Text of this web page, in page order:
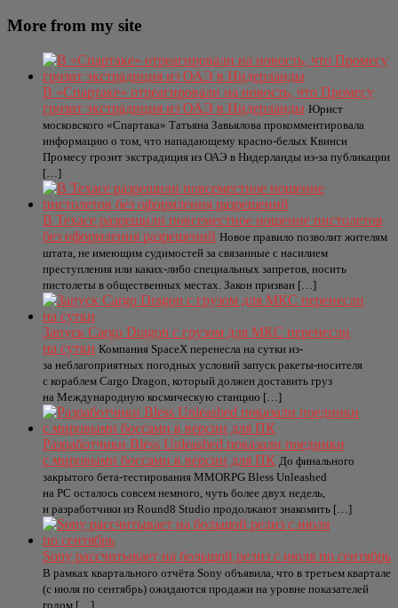
More from my site
В «Спартаке» отреагировали на новость, что Промесу
грозит экстрадиция из ОАЭ в Нидерланды Юрист
московского «Спартака» Татьяна Завьялова прокомментировала
информацию о том, что нападающему красно-белых Квинси
Промесу грозит экстрадиция из ОАЭ в Нидерланды из-за публикации
[…]
В Техасе разрешили повсеместное ношение пистолетов
без оформления разрешений Новое правило позволит жителям
штата, не имеющим судимостей за связанные с насилием
преступления или каких-либо специальных запретов, носить
пистолеты в общественных местах. Закон призван […]
Запуск Cargo Dragon с грузом для МКС перенесли
на сутки Компания SpaceX перенесла на сутки из-
за неблагоприятных погодных условий запуск ракеты-носителя
с кораблем Cargo Dragon, который должен доставить груз
на Международную космическую станцию […]
Разработчики Bless Unleashed показали поединки
с мировыми боссами в версии для ПК До финального
закрытого бета-тестирования MMORPG Bless Unleashed
на PC осталось совсем немного, чуть более двух недель,
и разработчики из Round8 Studio продолжают знакомить […]
Sony рассчитывает на большой релиз с июля по сентябрь
В рамках квартального отчёта Sony объявила, что в третьем квартале
(с июля по сентябрь) ожидаются продажи на уровне показателей
годом […]